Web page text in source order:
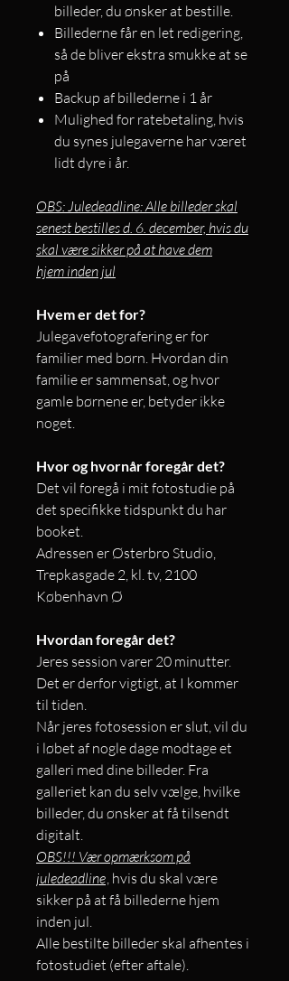
billeder, du ønsker at bestille.
Billederne får en let redigering,
så de bliver ekstra smukke at se
på
Backup af billederne i 1 år
Mulighed for ratebetaling, hvis
du synes julegaverne har været
lidt dyre i år.
OBS: Juledeadline: Alle billeder skal
senest bestilles d. 6. december, hvis du
skal være sikker på at have dem
hjem inden jul
Hvem er det for?
Julegavefotografering er for
familier med børn. Hvordan din
familie er sammensat, og hvor
gamle børnene er, betyder ikke
noget.
Hvor og hvornår foregår det?
Det vil foregå i mit fotostudie på
det specifikke tidspunkt du har
booket.
Adressen er Østerbro Studio,
Trepkasgade 2, kl. tv, 2100
København Ø
Hvordan foregår det?
Jeres session varer 20 minutter.
Det er derfor vigtigt, at I kommer
til tiden.
Når jeres fotosession er slut, vil du
i løbet af nogle dage modtage et
galleri med dine billeder. Fra
galleriet kan du selv vælge, hvilke
billeder, du ønsker at få tilsendt
digitalt.
OBS!!! Vær opmærksom på
juledeadline, hvis du skal være
sikker på at få billederne hjem
inden jul.
Alle bestilte billeder skal afhentes i
fotostudiet (efter aftale).